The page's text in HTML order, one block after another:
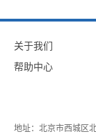
关于我们
帮助中心
地址：北京市西城区